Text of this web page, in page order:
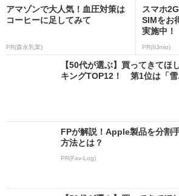
アマゾンで大人気！血圧対策は
コーヒーに足してみて
PR(森永乳業)
スマホ
SIMをお
実施中！
PR(IIJmio)
【50代が選ぶ】買ってきてほ
キングTOP12！ 第1位は「雪
FPが解説！Apple製品を分割
方法とは？
PR(Fav-Log)